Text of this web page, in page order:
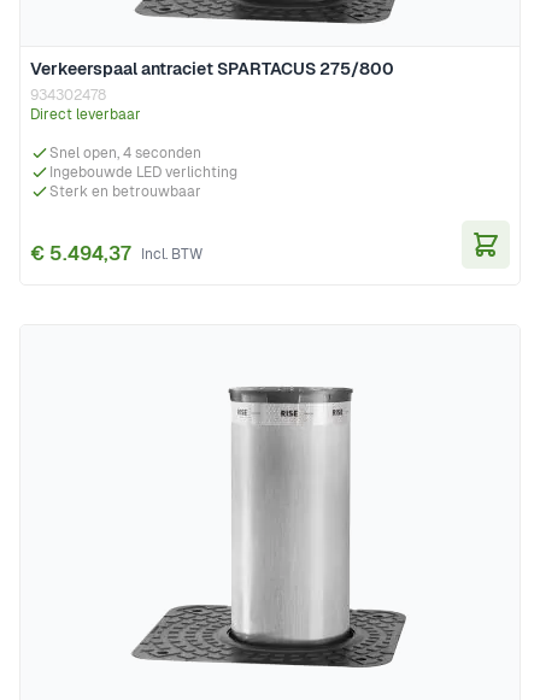
Verkeerspaal antraciet SPARTACUS 275/800
934302478
Direct leverbaar
Snel open, 4 seconden
Ingebouwde LED verlichting
Sterk en betrouwbaar
€ 5.494,37